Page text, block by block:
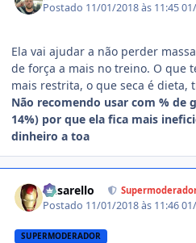
Postado 11/01/2018 às 11:45
Ela vai ajudar a não perder
de força a mais no treino. O que
mais restrita, o que seca é dieta,
Não recomendo usar com % de
14%) por que ela fica mais
dinheiro a toa
busarello
Postado 11/01/2018 às 11:46
SUPERMODERADOR